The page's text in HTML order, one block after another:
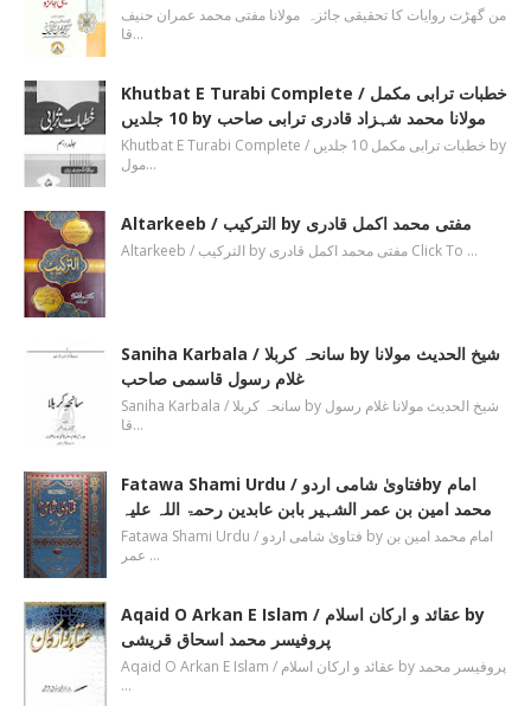
من گھڑت روایات کا تحقیقی جائزہ مولانا مفتی محمد عمران حنیف
قا…
Khutbat E Turabi Complete / خطبات ترابی مکمل
10 جلدیں by مولانا محمد شہزاد قادری ترابی صاحب
Khutbat E Turabi Complete / خطبات ترابی مکمل 10 جلدیں by
مول…
Altarkeeb / الترکیب by مفتی محمد اکمل قادری
Altarkeeb / الترکیب by مفتی محمد اکمل قادری Click To …
Saniha Karbala / سانحہ کربلا by شیخ الحدیث مولانا
غلام رسول قاسمی صاحب
Saniha Karbala / سانحہ کربلا by شیخ الحدیث مولانا غلام رسول
قا…
Fatawa Shami Urdu / فتاویٰ شامی اردوby امام
محمد امین بن عمر الشہیر بابن عابدین رحمۃ اللہ علیہ
Fatawa Shami Urdu / فتاویٰ شامی اردو by امام محمد امین بن
عمر …
Aqaid O Arkan E Islam / عقائد و ارکان اسلام by
پروفیسر محمد اسحاق قریشی
Aqaid O Arkan E Islam / عقائد و ارکان اسلام by پروفیسر محمد
…